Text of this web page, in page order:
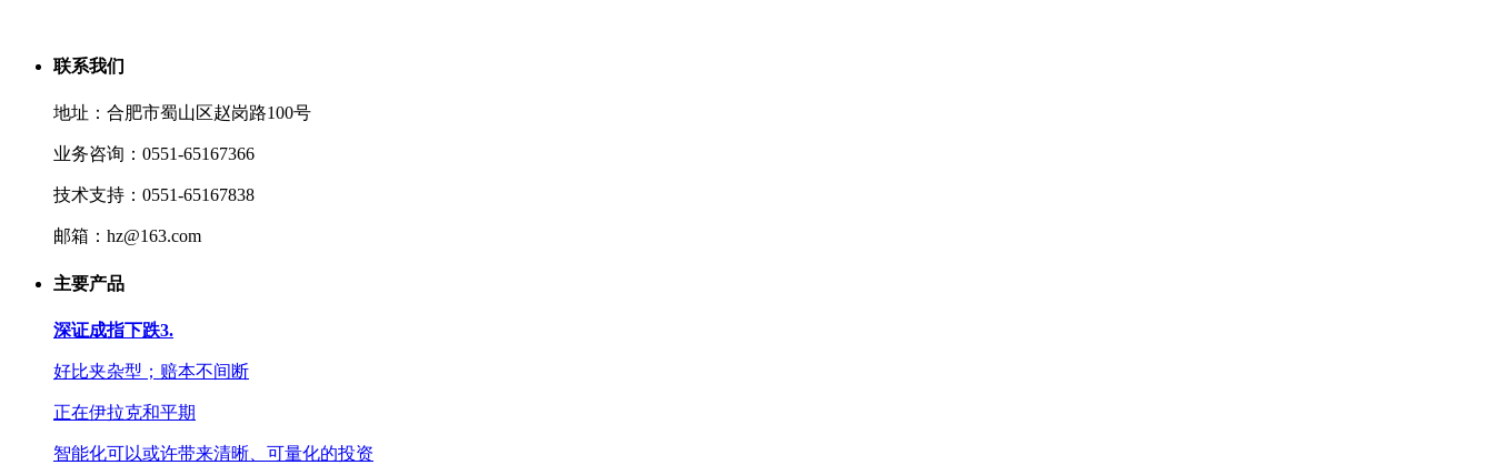
联系我们
地址：合肥市蜀山区赵岗路100号
业务咨询：0551-65167366
技术支持：0551-65167838
邮箱：hz@163.com
主要产品
深证成指下跌3.
好比夹杂型；赔本不间断
正在伊拉克和平期
智能化可以或许带来清晰、可量化的投资